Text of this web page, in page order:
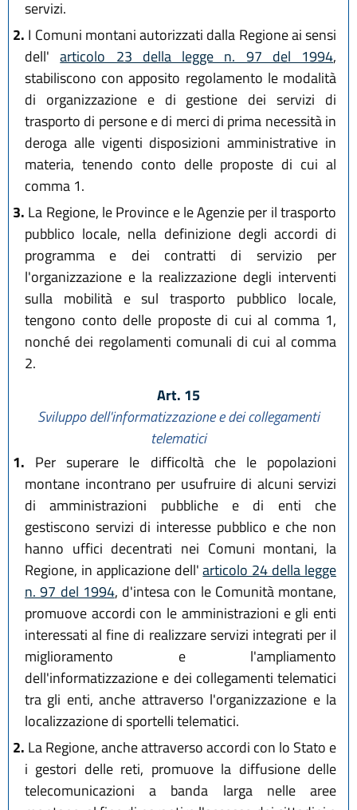
servizi.
2. I Comuni montani autorizzati dalla Regione ai sensi
dell'articolo 23 della legge n. 97 del 1994,
stabiliscono con apposito regolamento le modalità
di organizzazione e di gestione dei servizi di
trasporto di persone e di merci di prima necessità in
deroga alle vigenti disposizioni amministrative in
materia, tenendo conto delle proposte di cui al
comma 1.
3. La Regione, le Province e le Agenzie per il trasporto
pubblico locale, nella definizione degli accordi di
programma e dei contratti di servizio per
l'organizzazione e la realizzazione degli interventi
sulla mobilità e sul trasporto pubblico locale,
tengono conto delle proposte di cui al comma 1,
nonché dei regolamenti comunali di cui al comma
2.
Art. 15
Sviluppo dell'informatizzazione e dei collegamenti
telematici
1. Per superare le difficoltà che le popolazioni
montane incontrano per usufruire di alcuni servizi
di amministrazioni pubbliche e di enti che
gestiscono servizi di interesse pubblico e che non
hanno uffici decentrati nei Comuni montani, la
Regione, in applicazione dell'articolo 24 della legge
n. 97 del 1994, d'intesa con le Comunità montane,
promuove accordi con le amministrazioni e gli enti
interessati al fine di realizzare servizi integrati per il
miglioramento e l'ampliamento
dell'informatizzazione e dei collegamenti telematici
tra gli enti, anche attraverso l'organizzazione e la
localizzazione di sportelli telematici.
2. La Regione, anche attraverso accordi con lo Stato e
i gestori delle reti, promuove la diffusione delle
telecomunicazioni a banda larga nelle aree